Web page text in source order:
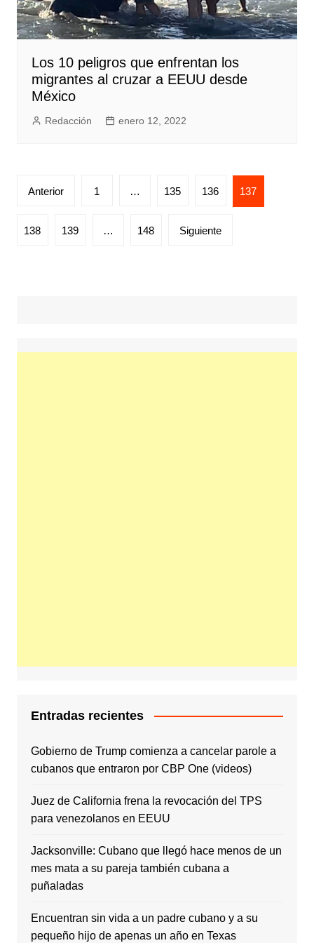
Los 10 peligros que enfrentan los
migrantes al cruzar a EEUU desde
México
Redacción enero 12, 2022
Posts
Anterior 1 … 135 136 137
138 139 … 148 Siguiente
Entradas recientes
Gobierno de Trump comienza a cancelar parole a
cubanos que entraron por CBP One (videos)
Juez de California frena la revocación del TPS
para venezolanos en EEUU
Jacksonville: Cubano que llegó hace menos de un
mes mata a su pareja también cubana a
puñaladas
Encuentran sin vida a un padre cubano y a su
pequeño hijo de apenas un año en Texas